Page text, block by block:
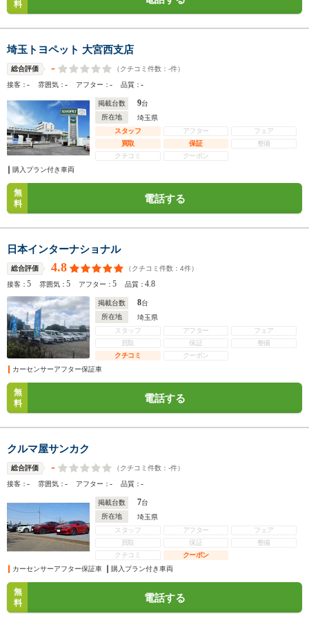
料
埼玉トヨペット 大宮西支店
総合評価 - （クチコミ件数： -件）
接客：- 雰囲気：- アフター：- 品質：-
掲載台数 9台
所在地
埼玉県
スタッフ
アフター
フェア
買取
保証
整備
クチコミ
クーポン
購入プラン付き車両
無
料
電話する
日本インターナショナル
総合評価 4.8 （クチコミ件数： 4件）
接客：5 雰囲気：5 アフター：5 品質：4.8
掲載台数 8台
所在地
埼玉県
スタッフ
アフター
フェア
買取
保証
整備
クチコミ
クーポン
カーセンサーアフター保証車
無
料
電話する
クルマ屋サンカク
総合評価 - （クチコミ件数： -件）
接客：- 雰囲気：- アフター：- 品質：-
掲載台数 7台
所在地
埼玉県
スタッフ
アフター
フェア
買取
保証
整備
クチコミ
クーポン
カーセンサーアフター保証車
購入プラン付き車両
無
料
電話する